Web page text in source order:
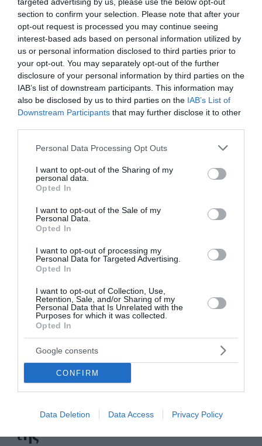
section to confirm your selection. Please note that after your
opt-out request is processed you may continue seeing
interest-based ads based on personal information utilized by
us or personal information disclosed to third parties prior to
your opt-out. You may separately opt-out of the further
disclosure of your personal information by third parties on the
IAB’s list of downstream participants. This information may
also be disclosed by us to third parties on the IAB’s List of
Downstream Participants that may further disclose it to other
Please note that this website/app uses one or more Google
not limited to your visit or usage behaviour. You may click to
grant or deny consent to Google and its third-party tags to
use your data for below specified purposes in below Google
consent section.
Personal Data Processing Opt Outs
I want to opt-out of the Sharing of my
personal data.
Opted In
I want to opt-out of the Sale of my
Personal Data.
Opted In
I want to opt-out of processing my
Personal Data for Targeted Advertising.
Opted In
I want to opt-out of Collection, Use,
Retention, Sale, and/or Sharing of my
Personal Data that Is Unrelated with the
Purposes for which it was collected.
Opted In
Google consents
CONFIRM
Data Deletion Data Access Privacy Policy
Πάνω από 100 κατοικίες με
σοβαρές ζημιές στο Πόρτο
Γερμενό – Τι προβλέπεται για τις
αποζημιώσεις
Εικόνες βιβλικής καταστροφής καταγράφονται στο
Πόρτο Γερμενό μετά την πυρκαγιά που άφησε πίσω
κρίθηκαν επικίνδυνα για κα...
12:45 | 07 Αυγούστου 2026 Ελλάδα
Συγκίνηση στο ετήσιο
μνημόσυνο της Λένας Σαμαρά –
Ένας χρόνος από την απώλειά
της